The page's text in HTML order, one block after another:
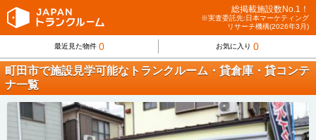
総掲載施設数No.1！
※実査委託先:日本マーケティング
リサーチ機構(2026年3月)
最近見た物件 0 お気に入り 0
町田市で施設見学可能なトランクルーム・貸倉庫・貸コンテ
ナ一覧